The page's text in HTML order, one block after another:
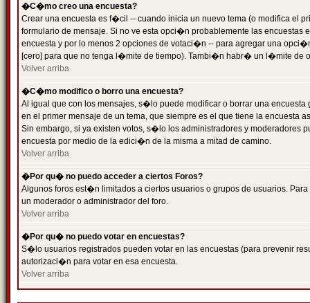
�C�mo creo una encuesta?
Crear una encuesta es f�cil -- cuando inicia un nuevo tema (o modifica el
formulario de mensaje. Si no ve esta opci�n probablemente las
encuesta y por lo menos 2 opciones de votaci�n -- para agregar una
[cero] para que no tenga l�mite de tiempo). Tambi�n habr� un l�mite de
Volver arriba
�C�mo modifico o borro una encuesta?
Al igual que con los mensajes, s�lo puede modificar o borrar una
en el primer mensaje de un tema, que siempre es el que tiene la encuesta
Sin embargo, si ya existen votos, s�lo los administradores y moderadores
encuesta por medio de la edici�n de la misma a mitad de camino.
Volver arriba
�Por qu� no puedo acceder a ciertos Foros?
Algunos foros est�n limitados a ciertos usuarios o grupos de usuarios.
un moderador o administrador del foro.
Volver arriba
�Por qu� no puedo votar en encuestas?
S�lo usuarios registrados pueden votar en las encuestas (para prevenir
autorizaci�n para votar en esa encuesta.
Volver arriba